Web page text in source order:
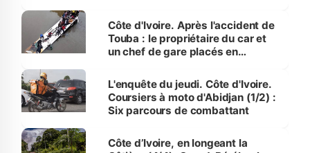
Côte d'Ivoire. Après l'accident de
Touba : le propriétaire du car et
un chef de gare placés en
L'enquête du jeudi. Côte d'Ivoire.
Coursiers à moto d'Abidjan (1/2) :
Six parcours de combattant
Côte d’Ivoire, en longeant la